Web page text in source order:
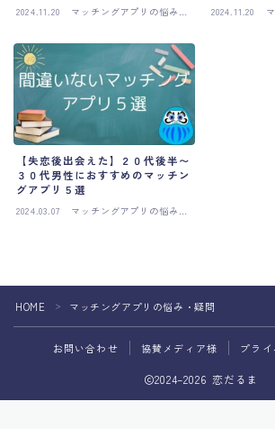
Follow Me
2024.11.20
マッチングアプリの悩み・
2024.11.20
【失恋後出会えた】２０代後半〜
３０代男性におすすめのマッチン
グアプリ５選
2024.03.07
マッチングアプリの悩み・
HOME ＞ マッチングアプリの悩み・疑問
お問い合わせ 協賛メディア様 プラ
2024–2026 恋だるま